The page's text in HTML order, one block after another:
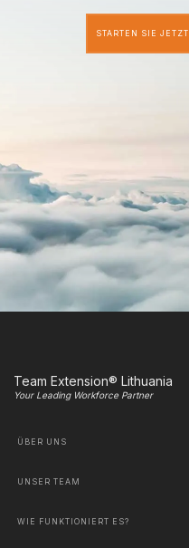
STARTEN SIE JETZT
Team Extension® Lithuania
Your Leading Workforce Partner
ÜBER UNS
UNSER TEAM
WIE FUNKTIONIERT ES?